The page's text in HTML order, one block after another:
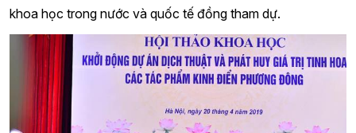
khoa học trong nước và quốc tế đồng tham dự.